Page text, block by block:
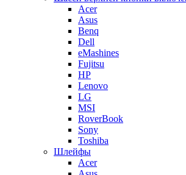
Acer
Asus
Benq
Dell
eMashines
Fujitsu
HP
Lenovo
LG
MSI
RoverBook
Sony
Toshiba
Шлейфы
Acer